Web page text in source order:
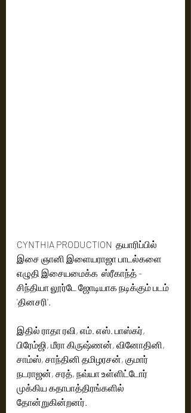
CYNTHIA PRODUCTION  தயாரிப்பில்
இசை ஞானி இளையராஜா பாடல்களை
எழுதி இசையமைக்க  ஸ்ரீகாந்த் -
சிந்தியா லூர்டே ஜோடியாக நடிக்கும் படம்
'தினசரி'.
இதில் ராதா ரவி, எம். எஸ். பாஸ்கர்,
பிரேம்ஜி, மீரா கிருஷ்ணன், வினோதினி,
சாம்ஸ், சாந்தினி தமிழரசன், குமார்
நடராஜன், சரத், நவ்யா உள்ளிட்டோர்
முக்கிய கதாபாத்திரங்களில்
தோன்றுகின்றனர்.